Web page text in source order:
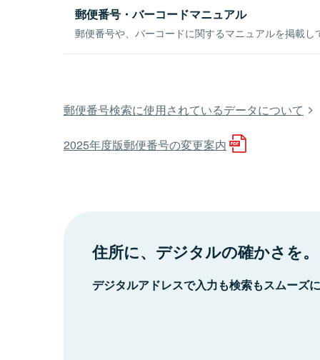
郵便番号・バーコードマニュアル
郵便番号や、バーコードに関するマニュアルを掲載し
郵便番号検索に使用されているデータについて
2025年度版郵便番号の変更案内
住所に、デジタルの確かさを。
デジタルアドレスで入力も検索もスムーズ